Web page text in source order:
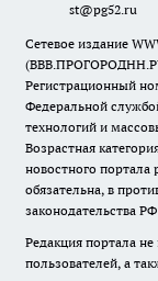
st@pg52.ru
Сетевое издание
Регистрационный
Федеральной
технологий и
Возрастная
новостного портала
обязательна, в
законодательства
Редакция портала
пользователей, а